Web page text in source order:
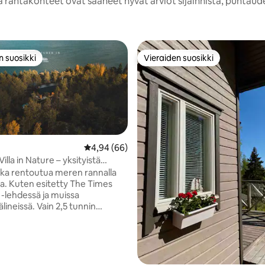
suosikki
suosikki
Keskimääräinen arvio 4,94/5, 66 arvostelua
4,94 (66)
in Nature – yksityistä
luksusta
rentoutua meren rannalla
lehdessä ja muissa
2,5 tunnin
Vieraiden suosikki
Vieraiden suosikki